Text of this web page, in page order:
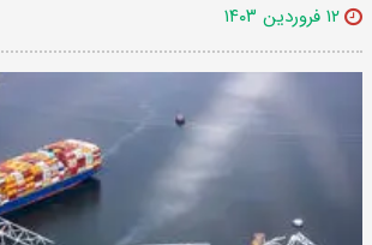
۱۲ فروردین ۱۴۰۳